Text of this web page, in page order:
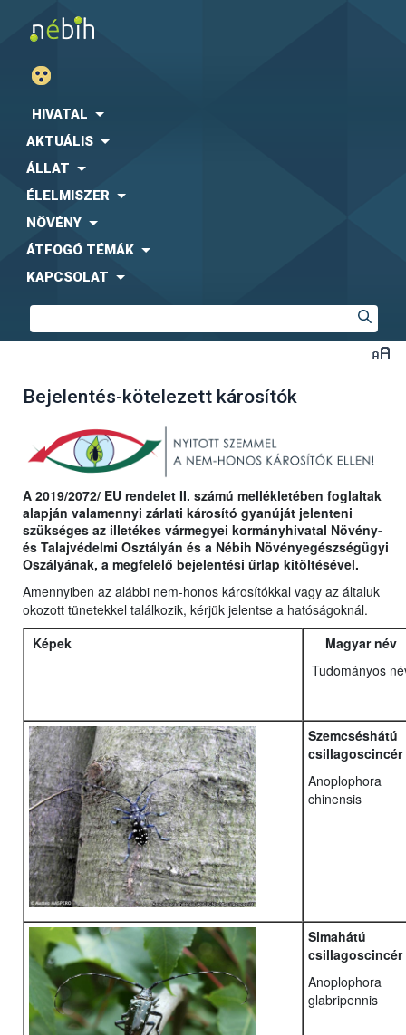
HIVATAL
AKTUÁLIS
ÁLLAT
ÉLELMISZER
NÖVÉNY
ÁTFOGÓ TÉMÁK
KAPCSOLAT
Bejelentés-kötelezett károsítók
A 2019/2072/ EU rendelet II. számú mellékletében foglaltak
alapján valamennyi zárlati károsító gyanúját jelenteni
szükséges az illetékes vármegyei kormányhivatal Növény-
és Talajvédelmi Osztályán és a Nébih Növényegészségügyi
Oszályának, a megfelelő bejelentési űrlap kitöltésével.
Amennyiben az alábbi nem-honos károsítókkal vagy az általuk
okozott tünetekkel találkozik, kérjük jelentse a hatóságoknál.
Képek
Magyar név
Tudományos
Szemcséshátú
csillagoscincér
Anoplophora
chinensis
Simahátú
csillagoscincér
Anoplophora
glabripennis